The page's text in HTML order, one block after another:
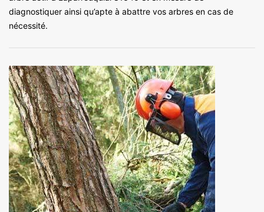
diagnostiquer ainsi qu’apte à abattre vos arbres en cas de
nécessité.